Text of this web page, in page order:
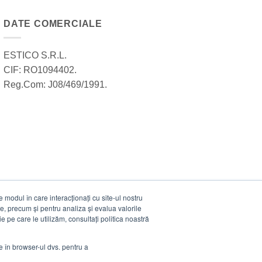
în care interacționați cu site-ul nostru
precum și pentru analiza și evalua valorile
pe care le utilizăm, consultați politica noastră
în browser-ul dvs. pentru a
DATE COMERCIALE
ESTICO S.R.L.
CIF: RO1094402.
Reg.Com: J08/469/1991.